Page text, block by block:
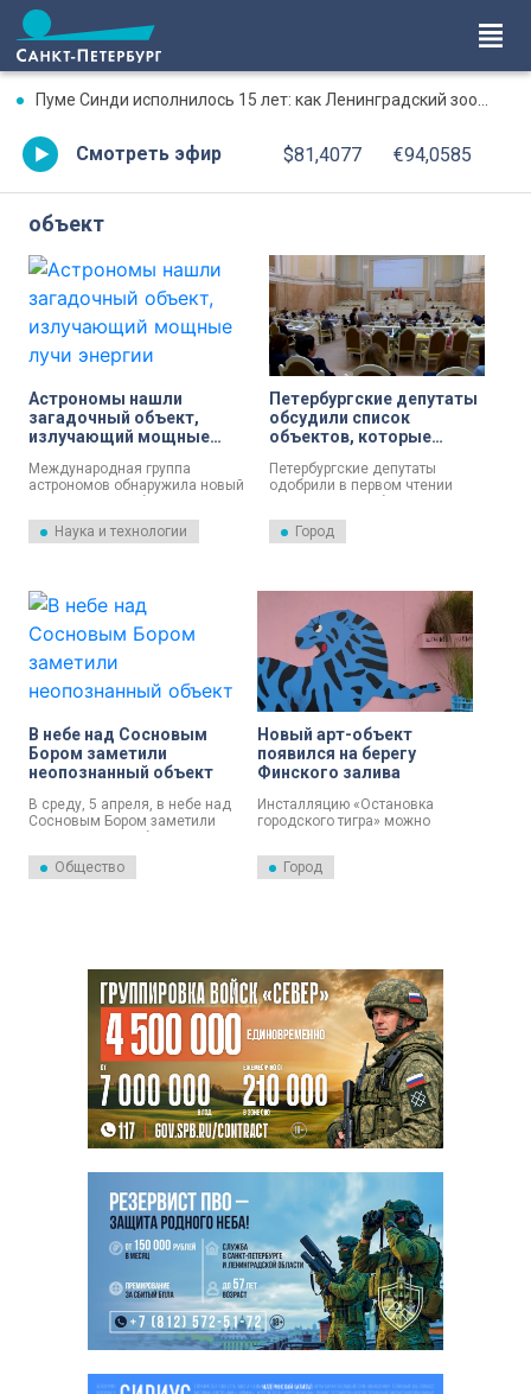
Пуме Синди исполнилось 15 лет: как Ленинградский зоопарк поздравил именинницу
Смотреть эфир $81,4077 €94,0585
объект
Астрономы нашли
загадочный объект,
излучающий мощные
Международная группа
астрономов обнаружила новый
который стал интересным для
изучения физики нейтронных
Наука и технологии
Петербургские депутаты
обсудили список
объектов, которые
генеральном плане
города
Петербургские депутаты
одобрили в первом чтении
регионального значения,
которые должны отображаться
Город
В небе над Сосновым
Бором заметили
неопознанный объект
В среду, 5 апреля, в небе над
Сосновым Бором заметили
Объявлен сигнал «Режим».
Общество
Новый арт-объект
появился на берегу
Финского залива
Инсталляцию «Остановка
городского тигра» можно
«Брусницын» еще месяц.
Город